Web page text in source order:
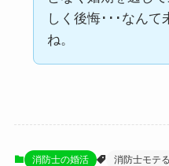
しく後悔･･･なんて
ね。
消防士の婚活 消防士モテる